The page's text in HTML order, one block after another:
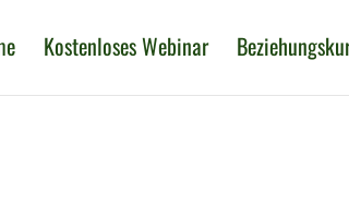
Kostenloses Webinar